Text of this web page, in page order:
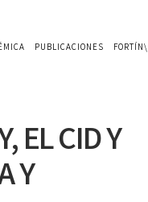
PUBLICACIONES FORTÍN\
EL CID Y
Y